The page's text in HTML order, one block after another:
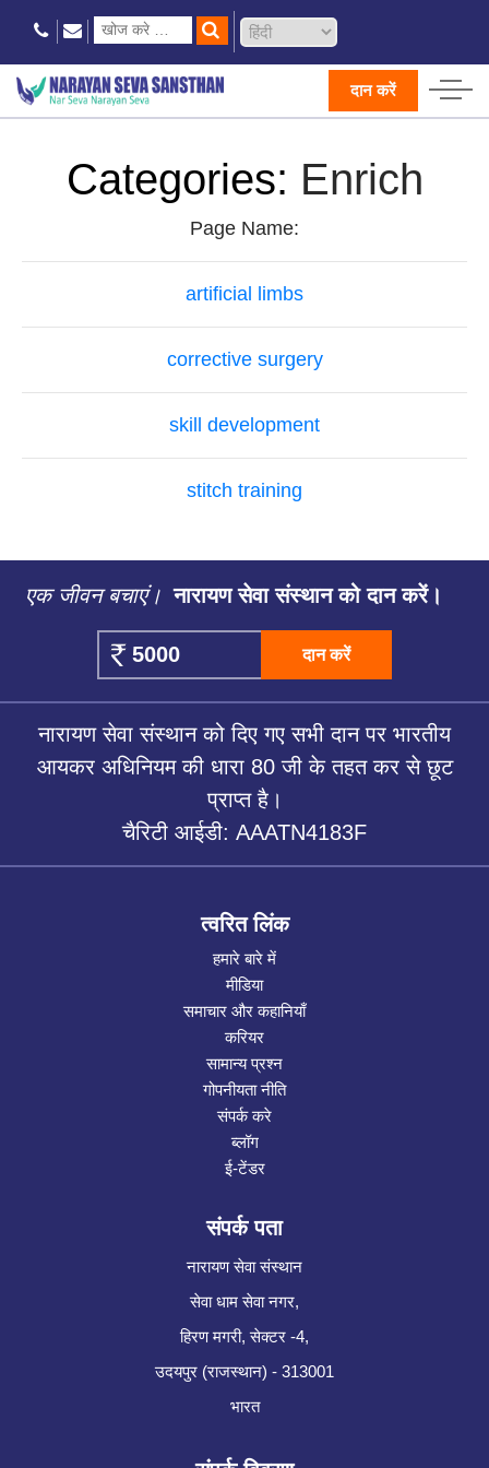
दान करें
Categories: Enrich
Page Name:
artificial limbs
corrective surgery
skill development
stitch training
एक जीवन बचाएं। नारायण सेवा संस्थान को दान करें।
दान करें
नारायण सेवा संस्थान को दिए गए सभी दान पर भारतीय
आयकर अधिनियम की धारा 80 जी के तहत कर से छूट
प्राप्त है।
चैरिटी आईडी: AAATN4183F
त्वरित लिंक
हमारे बारे में
मीडिया
समाचार और कहानियाँ
करियर
सामान्य प्रश्न
गोपनीयता नीति
संपर्क करे
ब्लॉग
ई-टेंडर
संपर्क पता
नारायण सेवा संस्थान
सेवा धाम सेवा नगर,
हिरण मगरी, सेक्टर -4,
उदयपुर (राजस्थान) - 313001
भारत